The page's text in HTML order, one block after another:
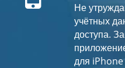
Не
учётных
доступа.
для